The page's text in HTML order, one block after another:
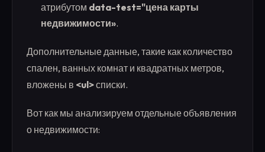
атрибутом data-test="цена карты
недвижимости».
Дополнительные данные, такие как количество
спален, ванных комнат и квадратных метров,
вложены в <ul>списки.
Вот как мы анализируем отдельные объявления
о недвижимости: